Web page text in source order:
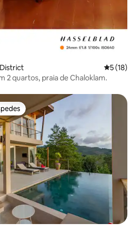
5 de uma
5 (18)
2 quartos, praia de Chaloklam.
dos hóspedes